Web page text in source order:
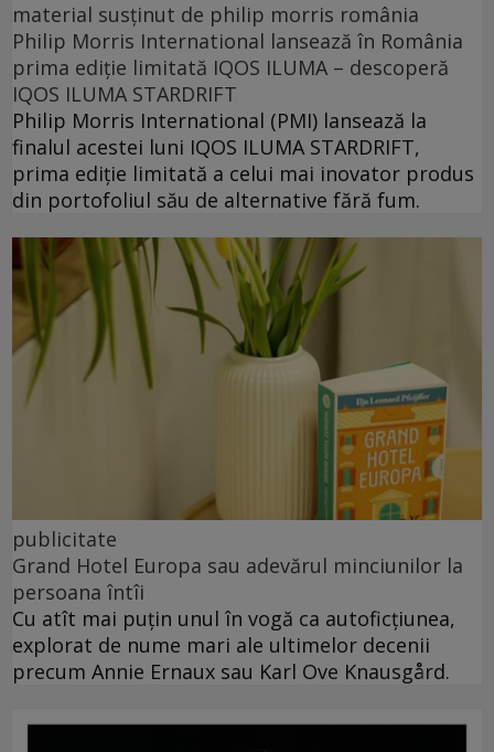
material susținut de philip morris românia
Philip Morris International lansează în România
prima ediție limitată IQOS ILUMA – descoperă
IQOS ILUMA STARDRIFT
Philip Morris International (PMI) lansează la
finalul acestei luni IQOS ILUMA STARDRIFT,
prima ediție limitată a celui mai inovator produs
din portofoliul său de alternative fără fum.
publicitate
Grand Hotel Europa sau adevărul minciunilor la
persoana întîi
Cu atît mai puțin unul în vogă ca autoficțiunea,
explorat de nume mari ale ultimelor decenii
precum Annie Ernaux sau Karl Ove Knausgård.